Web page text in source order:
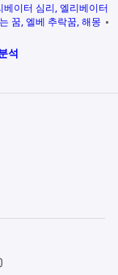
베이터 심리 엘리베이터
꿈 엘베 추락꿈 해몽
석